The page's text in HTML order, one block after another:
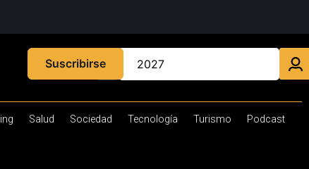
Suscribirse
Salud Sociedad Tecnología Turismo Podcast